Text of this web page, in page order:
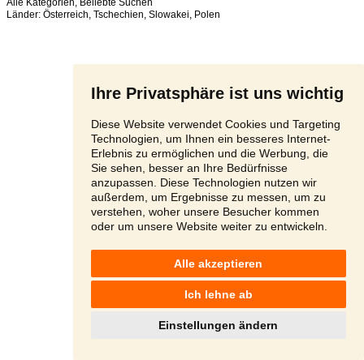
Ihre Privatsphäre ist uns wichtig
Diese Website verwendet Cookies und Targeting
Technologien, um Ihnen ein besseres Internet-
Erlebnis zu ermöglichen und die Werbung, die
Sie sehen, besser an Ihre Bedürfnisse
anzupassen. Diese Technologien nutzen wir
außerdem, um Ergebnisse zu messen, um zu
verstehen, woher unsere Besucher kommen
oder um unsere Website weiter zu entwickeln.
Alle akzeptieren
Ich lehne ab
Einstellungen ändern
Alle Kategorien, Beliebte Suchen
Länder: Österreich, Tschechien, Slowakei, Polen